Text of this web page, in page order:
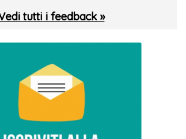
tutti i feedback »